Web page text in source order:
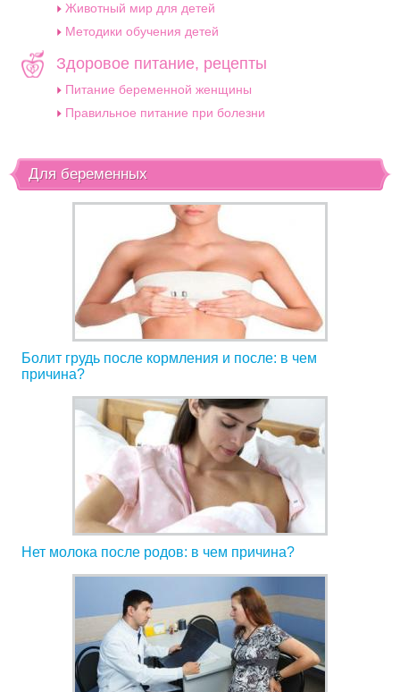
Животный мир для детей
Методики обучения детей
Здоровое питание, рецепты
Питание беременной женщины
Правильное питание при болезни
Для беременных
Болит грудь после кормления и после: в чем
причина?
Нет молока после родов: в чем причина?